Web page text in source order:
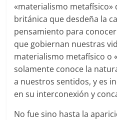
«materialismo metafísico»
británica que desdeña la
pensamiento para
que gobiernan nuestras
materialismo metafísico o
solamente conoce la
a nuestros sentidos, y es
en su interconexión y
No fue sino hasta la